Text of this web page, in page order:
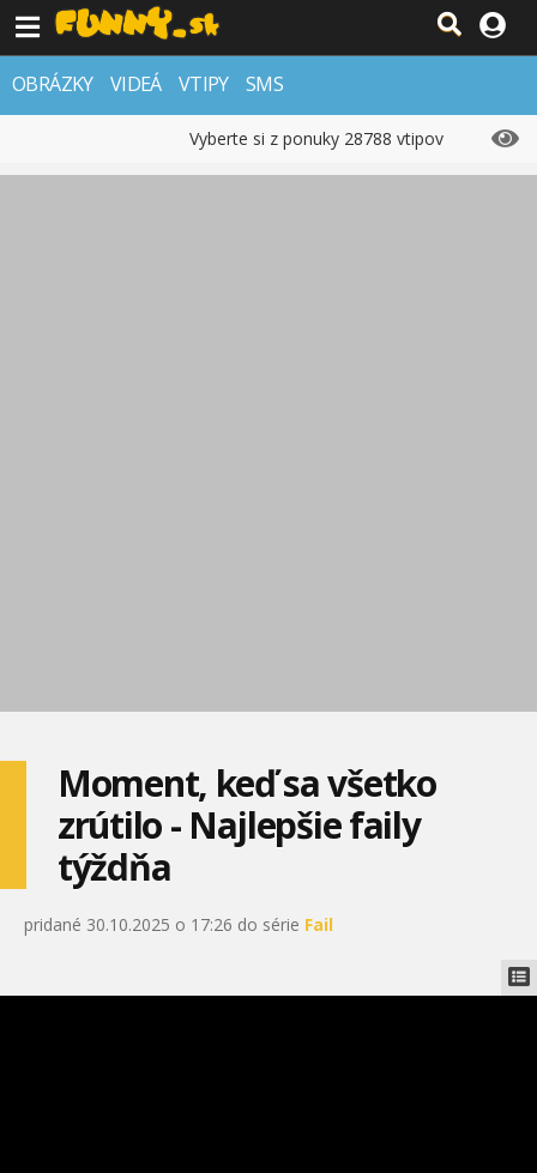
OBRÁZKY VIDEÁ VTIPY SMS
Vyberte si z ponuky 28788 vtipov
Moment, keď sa všetko
zrútilo - Najlepšie faily
týždňa
pridané 30.10.2025 o 17:26 do série Fail